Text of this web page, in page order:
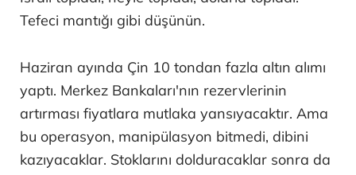
Tefeci mantığı gibi düşünün.
Haziran ayında Çin 10 tondan fazla altın alımı
yaptı. Merkez Bankaları'nın rezervlerinin
artırması fiyatlara mutlaka yansıyacaktır. Ama
bu operasyon, manipülasyon bitmedi, dibini
kazıyacaklar. Stoklarını dolduracaklar sonra da